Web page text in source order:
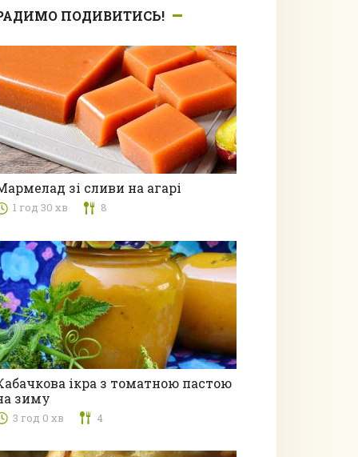
ПОДИВИТИСЬ!
Десерти
зі сливи на агарі
1 год 30 хв 8
Консервація
ікра з томатною пастою
зиму
3 год 0 хв 4